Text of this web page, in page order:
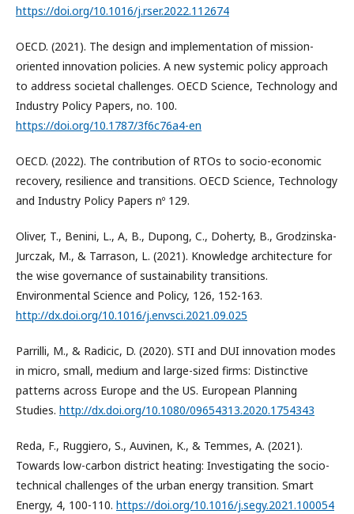
https://doi.org/10.1016/j.rser.2022.112674
OECD. (2021). The design and implementation of mission-
oriented innovation policies. A new systemic policy approach
to address societal challenges. OECD Science, Technology and
Industry Policy Papers, no. 100.
https://doi.org/10.1787/3f6c76a4-en
OECD. (2022). The contribution of RTOs to socio-economic
recovery, resilience and transitions. OECD Science, Technology
and Industry Policy Papers nº 129.
Oliver, T., Benini, L., A, B., Dupong, C., Doherty, B., Grodzinska-
Jurczak, M., & Tarrason, L. (2021). Knowledge architecture for
the wise governance of sustainability transitions.
Environmental Science and Policy, 126, 152-163.
http://dx.doi.org/10.1016/j.envsci.2021.09.025
Parrilli, M., & Radicic, D. (2020). STI and DUI innovation modes
in micro, small, medium and large-sized firms: Distinctive
patterns across Europe and the US. European Planning
Studies. http://dx.doi.org/10.1080/09654313.2020.1754343
Reda, F., Ruggiero, S., Auvinen, K., & Temmes, A. (2021).
Towards low-carbon district heating: Investigating the socio-
technical challenges of the urban energy transition. Smart
Energy, 4, 100-110. https://doi.org/10.1016/j.segy.2021.100054